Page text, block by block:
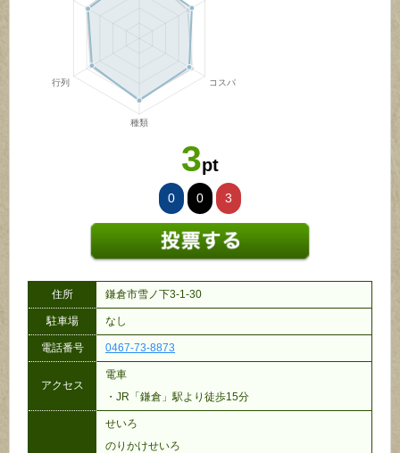
3pt
0 0 3
住所 鎌倉市雪ノ下3-1-30
駐車場 なし
電話番号 0467-73-8873
アクセス
電車
・JR「鎌倉」駅より徒歩15分
せいろ
のりかけせいろ